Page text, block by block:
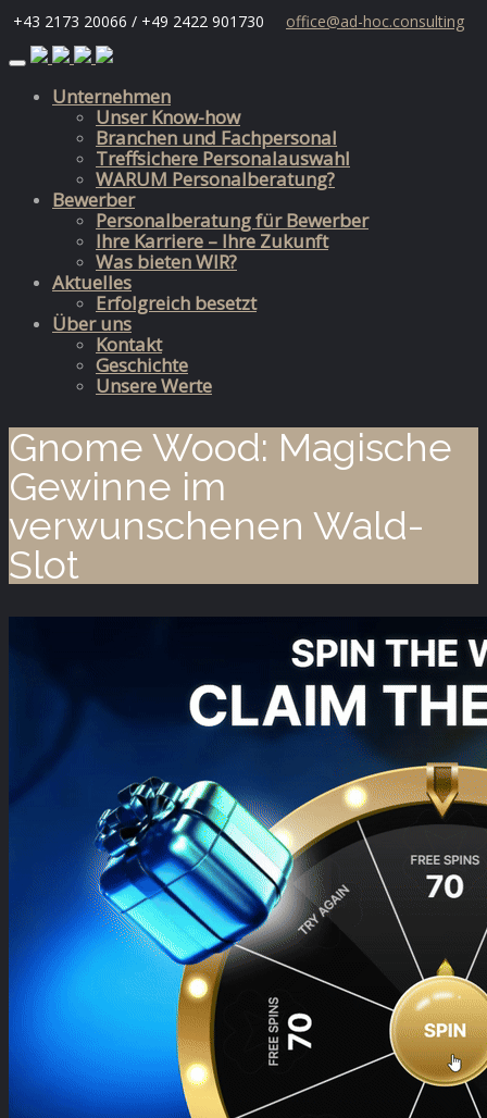
+43 2173 20066 / +49 2422 901730
office@ad-hoc.consulting
Skip
contentUnternehmen
Unser Know-how
Branchen und Fachpersonal
Treffsichere Personalauswahl
WARUM Personalberatung?
Bewerber
Personalberatung für Bewerber
Ihre Karriere – Ihre Zukunft
Was bieten WIR?
Aktuelles
Erfolgreich besetzt
Über uns
Kontakt
Geschichte
Unsere Werte
Gnome Wood: Magische
Gewinne im
verwunschenen Wald-
Slot